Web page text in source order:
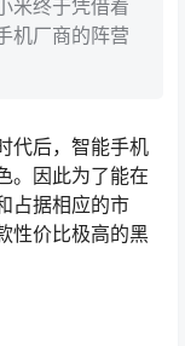
米终于凭借着
机厂商的阵营
代后，智能手机
。因此为了能在
占据相应的市
性价比极高的黑